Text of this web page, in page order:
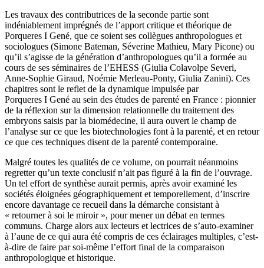
Les travaux des contributrices de la seconde partie sont
indéniablement imprégnés de l’apport critique et théorique de
Porqueres I Gené, que ce soient ses collègues anthropologues et
sociologues (Simone Bateman, Séverine Mathieu, Mary Picone) ou
qu’il s’agisse de la génération d’anthropologues qu’il a formée au
cours de ses séminaires de l’EHESS (Giulia Colavolpe Severi,
Anne-Sophie Giraud, Noémie Merleau-Ponty, Giulia Zanini). Ces
chapitres sont le reflet de la dynamique impulsée par
Porqueres I Gené au sein des études de parenté en France : pionnier
de la réflexion sur la dimension relationnelle du traitement des
embryons saisis par la biomédecine, il aura ouvert le champ de
l’analyse sur ce que les biotechnologies font à la parenté, et en retour
ce que ces techniques disent de la parenté contemporaine.
Malgré toutes les qualités de ce volume, on pourrait néanmoins
regretter qu’un texte conclusif n’ait pas figuré à la fin de l’ouvrage.
Un tel effort de synthèse aurait permis, après avoir examiné les
sociétés éloignées géographiquement et temporellement, d’inscrire
encore davantage ce recueil dans la démarche consistant à
« retourner à soi le miroir », pour mener un débat en termes
communs. Charge alors aux lecteurs et lectrices de s’auto-examiner
à l’aune de ce qui aura été compris de ces éclairages multiples, c’est-
à-dire de faire par soi-même l’effort final de la comparaison
anthropologique et historique.